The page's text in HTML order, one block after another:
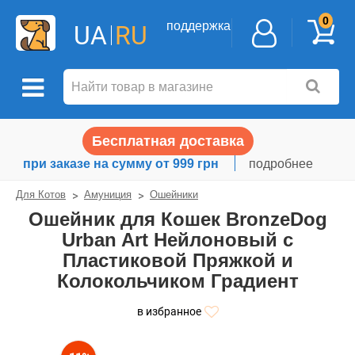
UA RU поддержка 0
Бесплатная доставка
при заказе на сумму от 999 грн подробнее
Для Котов Амуниция Ошейники
Ошейник для Кошек BronzeDog
Urban Art Нейлоновый с
Пластиковой Пряжкой и
Колокольчиком Градиент
в избранное